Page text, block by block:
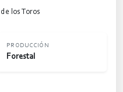
los Toros
PRODUCCIÓN
Forestal